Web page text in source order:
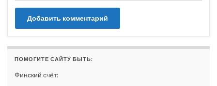
ПОМОГИТЕ САЙТУ БЫТЬ:
Финский счёт: